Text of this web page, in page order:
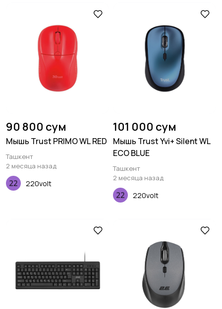
90 800 сум
Мышь Trust PRIMO WL RED
Ташкент
2 месяца назад
220volt
101 000 сум
Мышь Trust Yvi+ Silent WL
ECO BLUE
Ташкент
2 месяца назад
220volt